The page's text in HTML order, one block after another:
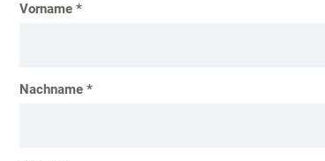
Vorname *
Nachname *